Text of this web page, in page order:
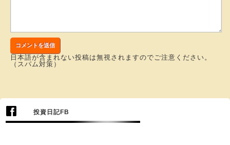
日本語が含まれない投稿は無視されますのでご注意ください。
（スパム対策）
投資日記FB